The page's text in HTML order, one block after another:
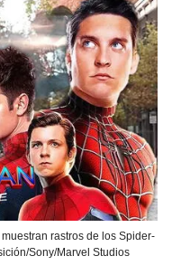
rastros de los Spider-
Sony/Marvel Studios